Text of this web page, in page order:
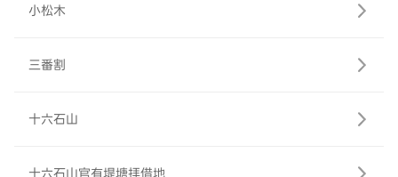
小松木
三番割
十六石山